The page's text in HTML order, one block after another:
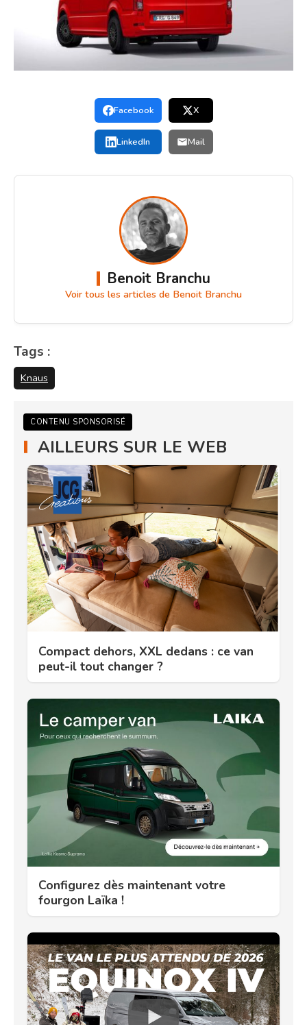
Facebook X
LinkedIn Mail
Benoit Branchu
Voir tous les articles de Benoit Branchu
Tags :
Knaus
CONTENU SPONSORISÉ
AILLEURS SUR LE WEB
Compact dehors, XXL dedans : ce van
peut-il tout changer ?
Configurez dès maintenant votre
fourgon Laïka !